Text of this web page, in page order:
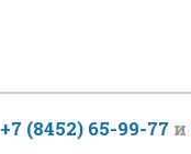
+7 (8452) 65-99-77 и